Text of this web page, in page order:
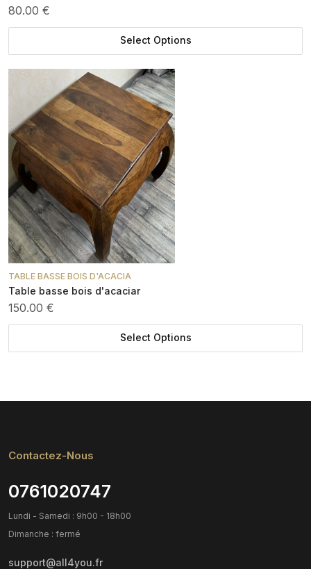
80.00 €
Select Options
TABLE BASSE BOIS D'ACACIA
Table basse bois d'acaciar
150.00 €
Select Options
Contactez-Nous
0761020747
Lundi - Samedi : 9h00 - 18h00
Dimanche : fermé
support@all4you.fr